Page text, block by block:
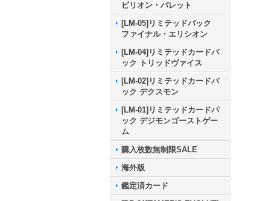
ビリオン・バレット
[LM-05]リミテッドパック
ファイナル・エリシオン
[LM-04]リミテッドカードパ
ック トリッドヴァイス
[LM-02]リミテッドカードパ
ック デクスモン
[LM-01]リミテッドカードパ
ック デジモンゴーストゲー
ム
購入枚数無制限SALE
海外版
鑑定済カード